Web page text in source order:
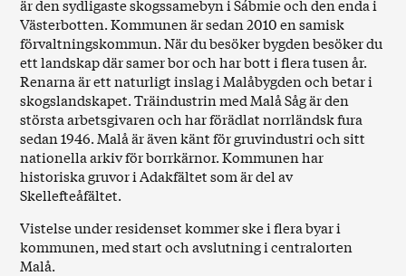
är den sydligaste skogssamebyn i Sábmie och den enda i
Västerbotten. Kommunen är sedan 2010 ensamisk
förvaltningskommun.När du besöker bygden besöker du
ett landskap där samer bor och har bott i flera tusen år.
Renarna är ett naturligt inslag i Malåbygden och betar i
skogslandskapet. Träindustrin med Malå Såg är den
största arbetsgivaren och har förädlat norrländsk fura
sedan 1946. Malå är även känt för gruvindustri och sitt
nationella arkiv för borrkärnor. Kommunen har
historiska gruvor i Adakfältet som är del av
Skellefteåfältet.
Vistelse under residenset kommer ske i flera byar i
kommunen, med start och avslutning i centralorten
Malå.